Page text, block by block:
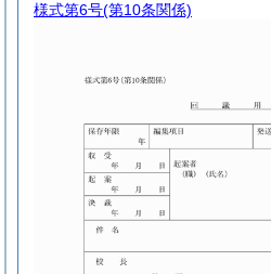
様式第6号(第10条関係)